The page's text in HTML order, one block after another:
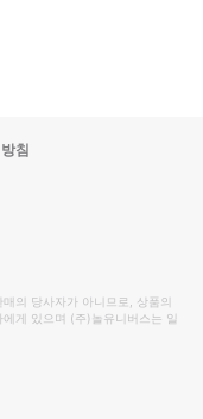
침
의 당사자가 아니므로, 상품의
게 있으며 (주)놀유니버스는 일